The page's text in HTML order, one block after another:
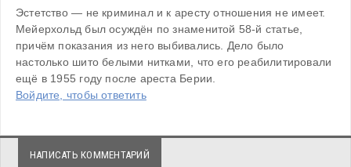
Эстетство — не криминал и к аресту отношения не имеет.
Мейерхольд был осуждён по знаменитой 58-й статье,
причём показания из него выбивались. Дело было
настолько шито белыми нитками, что его реабилитировали
ещё в 1955 году после ареста Берии.
Войдите, чтобы ответить
НАПИСАТЬ КОММЕНТАРИЙ